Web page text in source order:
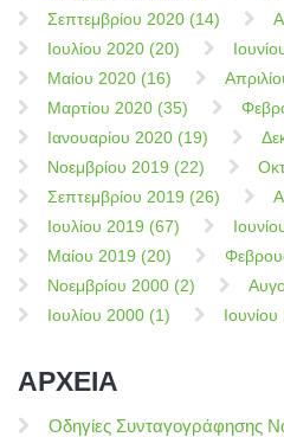
Σεπτεμβρίου 2020 (14)
Ιουλίου 2020 (20)
Μαίου 2020 (16)
Μαρτίου 2020 (35)
Ιανουαρίου 2020 (19)
Νοεμβρίου 2019 (22)
Σεπτεμβρίου 2019 (26)
Ιουλίου 2019 (67)
Μαίου 2019 (20)
Νοεμβρίου 2000 (2)
Ιουλίου 2000 (1)
ΑΡΧΕΙΑ
Οδηγίες Συνταγογράφησης